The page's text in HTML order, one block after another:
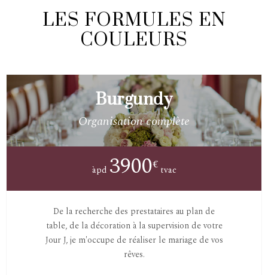
LES FORMULES EN
COULEURS
Burgundy
Organisation complète
àpd 3900€ tvac
De la recherche des prestataires au plan de
table, de la décoration à la supervision de votre
Jour J, je m'occupe de réaliser le mariage de vos
rêves.